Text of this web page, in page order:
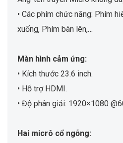
• Các phím chức năng: Phím
xuống, Phím bàn lên,…
Màn hình cảm ứng:
• Kích thước 23.6 inch.
• Hỗ trợ HDMI.
• Độ phân giải: 1920×1080
Hai micrô cổ ngỗng: